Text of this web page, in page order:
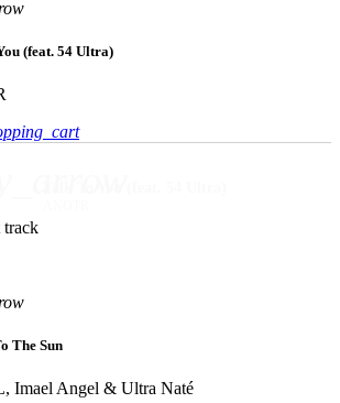
(feat. 54 Ultra)
The Sun
Imael Angel & Ultra Naté